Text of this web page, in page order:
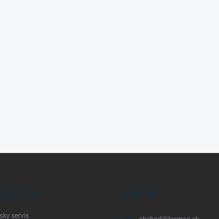
SLUŽBY
servis
KONTAKT